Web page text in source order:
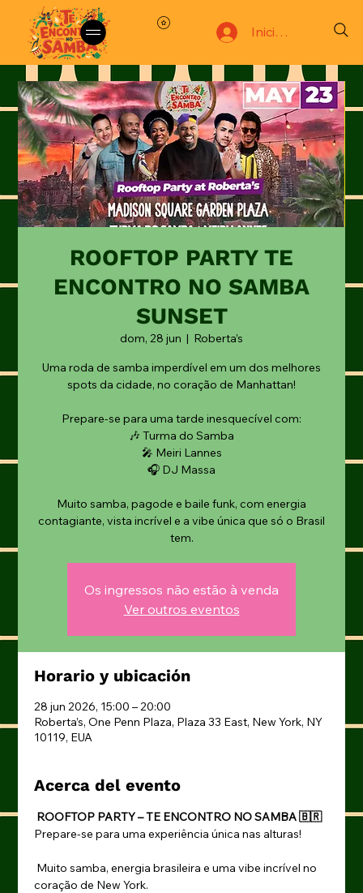
Iniciar sesión
ROOFTOP PARTY TE
ENCONTRO NO SAMBA
SUNSET
dom, 28 jun
  |
Roberta’s
Uma roda de samba imperdível em um dos melhores
spots da cidade, no coração de Manhattan!
Prepare-se para uma tarde inesquecível com:
🎶 Turma do Samba
🎤 Meiri Lannes
🎧 DJ Massa
Muito samba, pagode e baile funk, com energia
contagiante, vista incrível e a vibe única que só o Brasil
tem.
Os ingressos não estão à venda
Ver outros eventos
Horario y ubicación
28 jun 2026, 15:00 – 20:00
Roberta’s, One Penn Plaza, Plaza 33 East, New York, NY
10119, EUA
Acerca del evento
ROOFTOP PARTY – TE ENCONTRO NO SAMBA 🇧🇷
Prepare-se para uma experiência única nas alturas!
coração de New York.